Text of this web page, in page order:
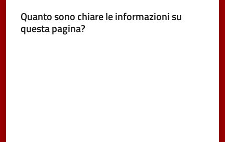
Quanto sono chiare le informazioni su
questa pagina?